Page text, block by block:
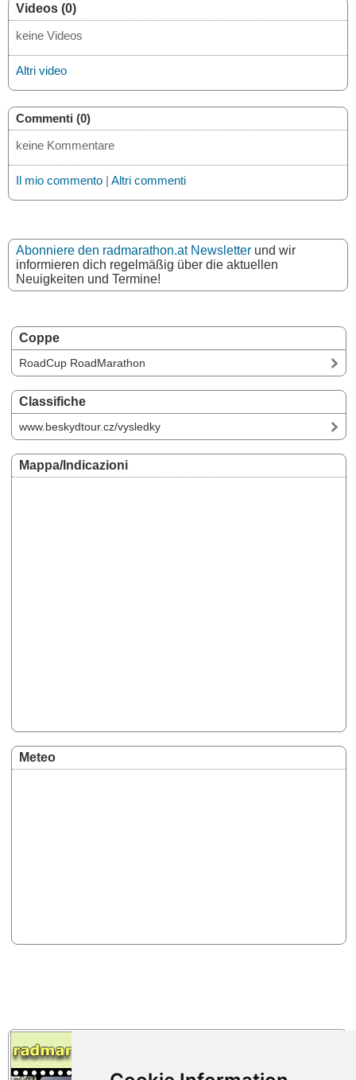
Coppe
RoadCup RoadMarathon
Classifiche
www.beskydtour.cz/vysledky
Mappa/Indicazioni
Meteo
Videos (0)
keine Videos
Altri video
Commenti (0)
keine Kommentare
Il mio commento | Altri commenti
Abonniere den radmarathon.at Newsletter und wir
informieren dich regelmäßig über die aktuellen
Neuigkeiten und Termine!